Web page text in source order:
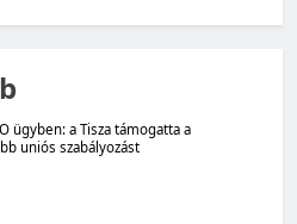
Fogyasztói bizalom,
ügyben: a Tisza támogatta a
uniós szabályozást